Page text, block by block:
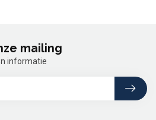
mailing
informatie